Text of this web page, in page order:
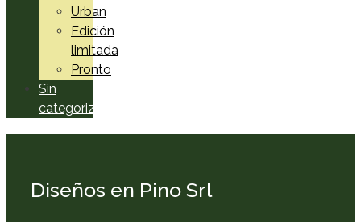
Urban
Edición
limitada
Pronto
Sin
categorizar
Diseños en Pino Srl